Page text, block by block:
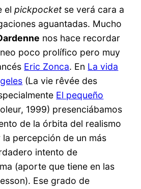
elpickpocketse verá cara a
aguantadas. Mucho
nos hace recordar
poco prolífico pero muy
Eric Zonca. En La vida
(La vie rêvée des
El pequeño
1999) presenciábamos
de la órbita del realismo
percepción de un más
intento de
(aporte que tiene en las
Ese grado de